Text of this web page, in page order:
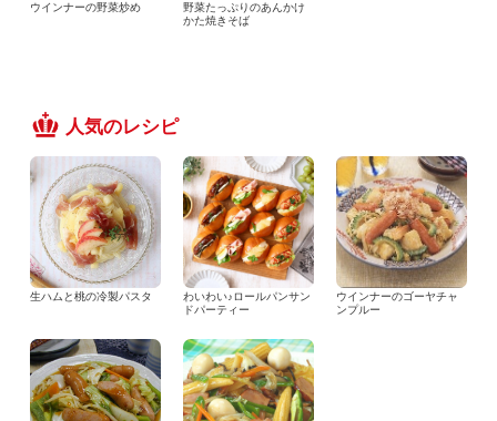
ウインナーの野菜炒め
野菜たっぷりのあんかけ
かた焼きそば
人気のレシピ
生ハムと桃の冷製パスタ
わいわい♪ロールパンサン
ドパーティー
ウインナーのゴーヤチャ
ンプルー